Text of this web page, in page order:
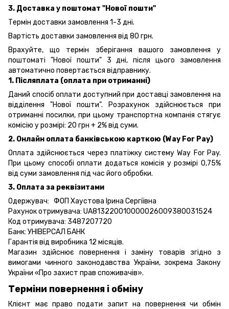
3. Доставка у поштомат "Нової пошти"
Термін доставки замовлення 1-3 дні.
Вартість доставки замовлення від 80 грн.
Врахуйте, що термін зберігання вашого замовлення у
поштоматі "Нової пошти" 3 дні, після цього замовлення
автоматично повертається відправнику.
1. Післяплата (оплата при отриманні)
Даний спосіб оплати доступний при доставці замовлення на
відділення "Нової пошти". Розрахунок здійснюється при
отриманні посилки, при цьому транспортна компанія стягує
комісію у розмірі: 20 грн + 2% від суми.
2. Онлайн оплата банківською карткою (Way For Pay)
Оплата здійснюється через платіжку систему Way For Pay.
При цьому способі оплати додаться комісія у розмірі 0,75%
від суми замовлення під час його обробки.
3. Оплата за реквізитами
Одержувач: ФОП Хаустова Ірина Сергіївна
Рахунок отримувача: UA813220010000026009380031524
Код отримувача: 3487207720
Банк: УНІВЕРСАЛ БАНК
Гарантія від виробника 12 місяців.
Магазин здійснює повернення і заміну товарів згідно з
вимогами чинного законодавства України, зокремаЗакону
України «Про захист прав споживачів».
Терміни повернення і обміну
Клієнт має право подати запит на повернення чи обмін